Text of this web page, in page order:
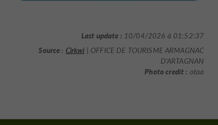
Last update : 10/04/2026 à 01:52:37
Source : Cirkwi | OFFICE DE TOURISME ARMAGNAC
D'ARTAGNAN
Photo credit : otaa